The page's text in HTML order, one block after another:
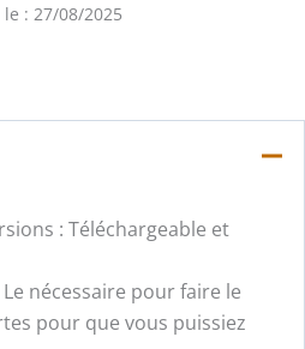
le : 27/08/2025
: Téléchargeable et
nécessaire pour faire le
pour que vous puissiez